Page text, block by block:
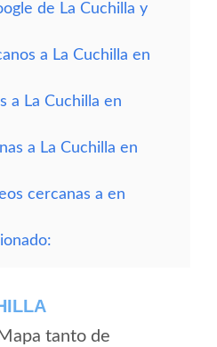
de La Cuchilla y
a La Cuchilla en
a La Cuchilla en
a La Cuchilla en
cercanas a en
tanto de